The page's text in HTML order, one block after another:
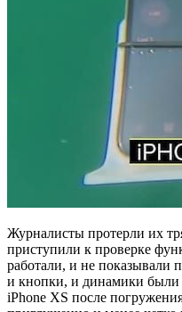
Журналисты протерли их
приступили к проверке
работали, и не показывали
и кнопки, и динамики были
iPhone XS после